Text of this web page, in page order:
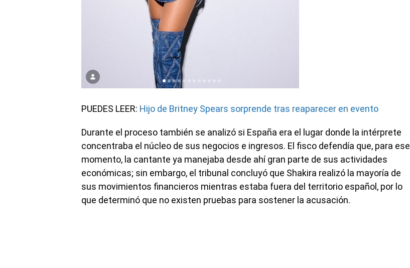
PUEDES LEER: Hijo de Britney Spears sorprende tras reaparecer en evento
Durante el proceso también se analizó si España era el lugar donde la intérprete
concentraba el núcleo de sus negocios e ingresos. El fisco defendía que, para ese
momento, la cantante ya manejaba desde ahí gran parte de sus actividades
económicas; sin embargo, el tribunal concluyó que Shakira realizó la mayoría de
sus movimientos financieros mientras estaba fuera del territorio español, por lo
que determinó que no existen pruebas para sostener la acusación.